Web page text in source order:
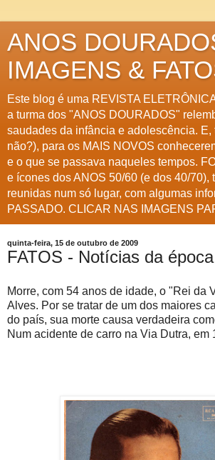
ANOS
IMAGENS &
Este blog é uma REVISTA
a turma dos "ANOS DOURADOS"
saudades da infância e adolescência. E,
não?), para os MAIS NOVOS
e o que se passava naqueles tempos.
e ícones dos ANOS 50/60 (e dos 40/70),
reunidas num só lugar, com algumas
PASSADO. CLICAR NAS IMAGENS
quinta-feira, 15 de outubro de 2009
FATOS - Notícias da época
Morre, com 54 anos de idade, o "Rei da
Alves. Por se tratar de um dos maiores
do país, sua morte causa verdadeira
Num acidente de carro na Via Dutra, em